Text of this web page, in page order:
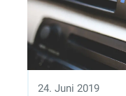
24. Juni 2019